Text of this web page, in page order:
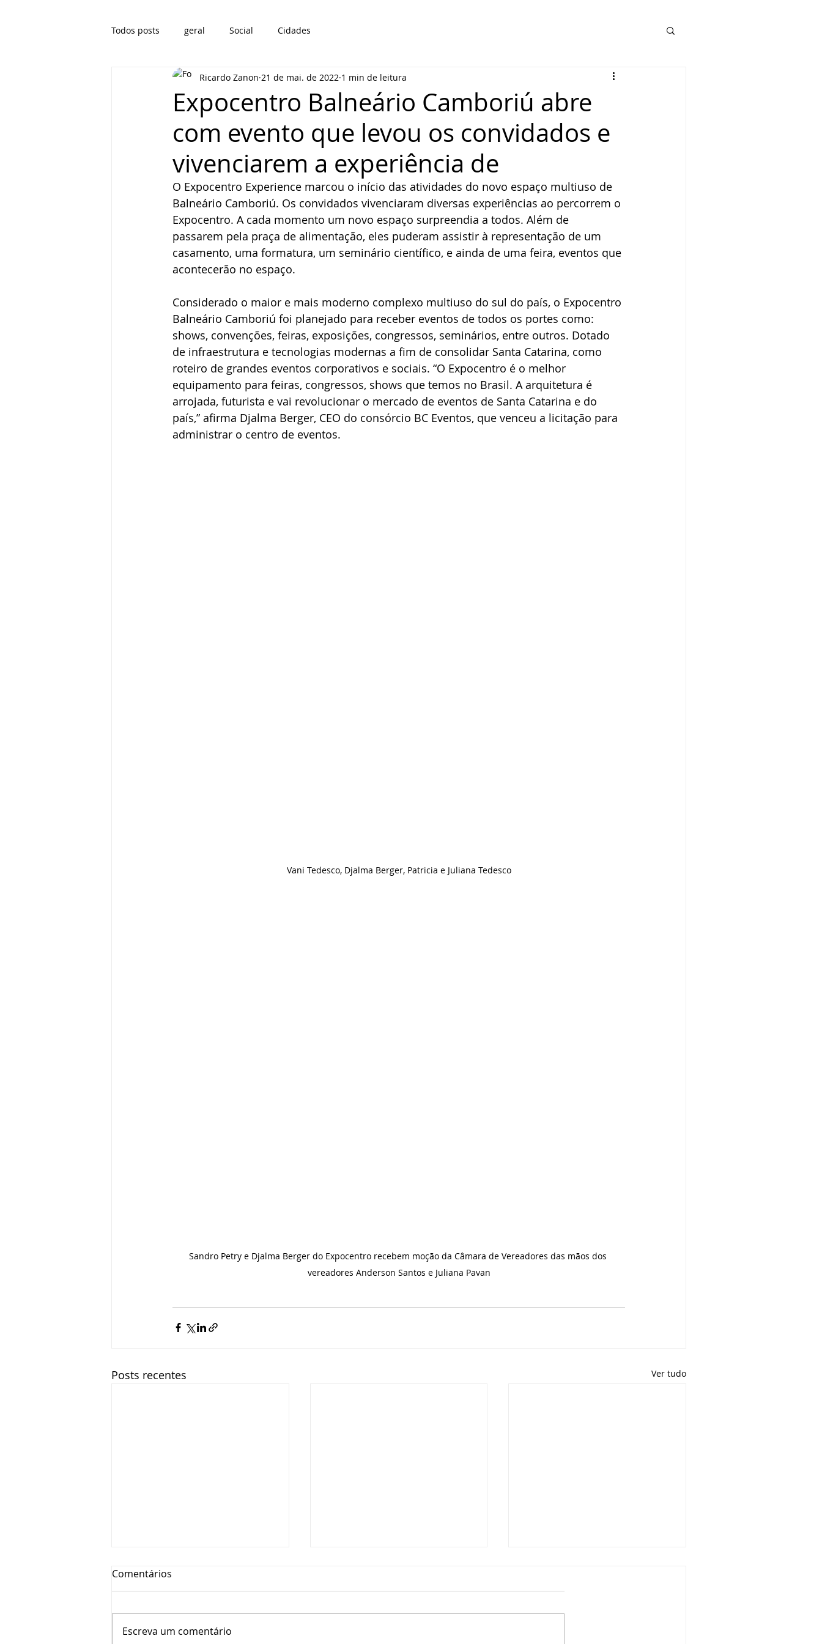
Todos posts geral Social Cidades
Expocentro Balneário Camboriú abre
com evento que levou os convidados e
vivenciarem a experiência de
Ricardo Zanon 21 de mai. de 2022 1 min de leitura
O Expocentro Experience marcou o início das atividades do novo espaço multiuso de
Balneário Camboriú. Os convidados vivenciaram diversas experiências ao percorrem o
Expocentro. A cada momento um novo espaço surpreendia a todos. Além de
passarem pela praça de alimentação, eles puderam assistir à representação de um
casamento, uma formatura, um seminário científico, e ainda de uma feira, eventos que
acontecerão no espaço.
Considerado o maior e mais moderno complexo multiuso do sul do país, o Expocentro
Balneário Camboriú foi planejado para receber eventos de todos os portes como:
shows, convenções, feiras, exposições, congressos, seminários, entre outros. Dotado
de infraestrutura e tecnologias modernas a fim de consolidar Santa Catarina, como
roteiro de grandes eventos corporativos e sociais. “O Expocentro é o melhor
equipamento para feiras, congressos, shows que temos no Brasil. A arquitetura é
arrojada, futurista e vai revolucionar o mercado de eventos de Santa Catarina e do
país,” afirma Djalma Berger, CEO do consórcio BC Eventos, que venceu a licitação para
administrar o centro de eventos.
Vani Tedesco, Djalma Berger, Patricia e Juliana Tedesco
Sandro Petry e Djalma Berger do Expocentro recebem moção da Câmara de Vereadores das mãos dos
vereadores Anderson Santos e Juliana Pavan
Posts recentes Ver tudo
Comentários
Escreva um comentário